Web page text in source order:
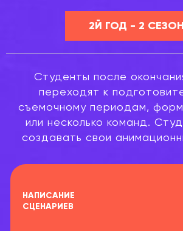
2Й ГОД - 2 СЕЗОН
Студенты после
переходят к
съемочному периодам,
или несколько команд.
создавать свои
НАПИСАНИЕ
СЦЕНАРИЕВ